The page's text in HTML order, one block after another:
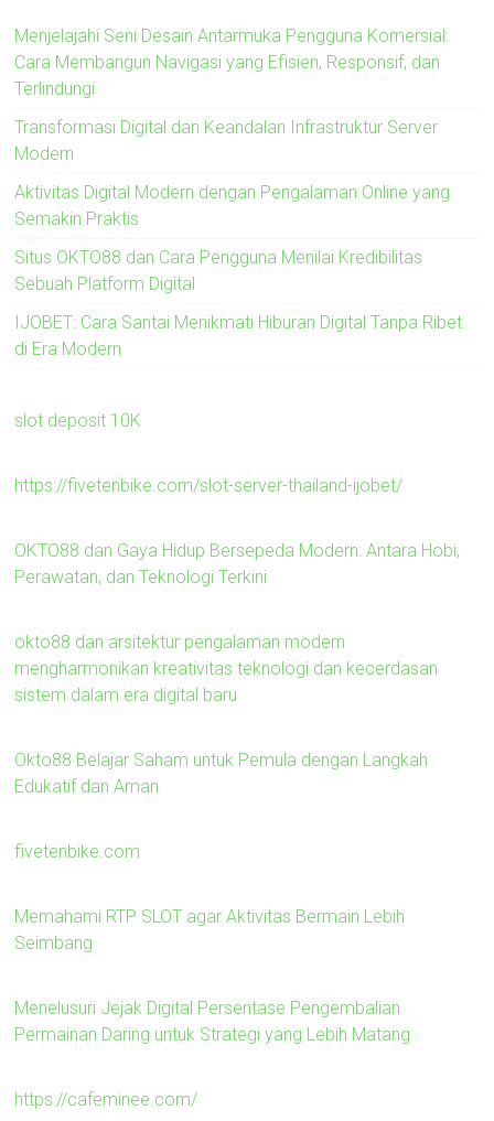
Menjelajahi Seni Desain Antarmuka Pengguna Komersial:
Cara Membangun Navigasi yang Efisien, Responsif, dan
Terlindungi
Transformasi Digital dan Keandalan Infrastruktur Server
Modern
Aktivitas Digital Modern dengan Pengalaman Online yang
Semakin Praktis
Situs OKTO88 dan Cara Pengguna Menilai Kredibilitas
Sebuah Platform Digital
IJOBET: Cara Santai Menikmati Hiburan Digital Tanpa Ribet
di Era Modern
slot deposit 10K
https://fivetenbike.com/slot-server-thailand-ijobet/
OKTO88 dan Gaya Hidup Bersepeda Modern: Antara Hobi,
Perawatan, dan Teknologi Terkini
okto88 dan arsitektur pengalaman modern
mengharmonikan kreativitas teknologi dan kecerdasan
sistem dalam era digital baru
Okto88 Belajar Saham untuk Pemula dengan Langkah
Edukatif dan Aman
fivetenbike.com
Memahami RTP SLOT agar Aktivitas Bermain Lebih
Seimbang
Menelusuri Jejak Digital Persentase Pengembalian
Permainan Daring untuk Strategi yang Lebih Matang
https://cafeminee.com/